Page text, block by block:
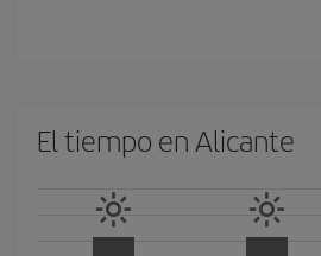
El tiempo en Alicante